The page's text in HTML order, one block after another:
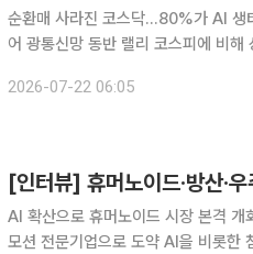
순환매 사라진 코스닥…80%가 AI 생
어 광통신망 동반 랠리 코스피에 비해 상대적으로 소외받고 있는 코스닥 시장에서도 주도주가 완전
데이터센터 증설이라는 거대 인프라
2026-07-22 06:05
AI 확산으로 휴머노이드 시장 본격 개
모션 전문기업으로 도약 AI을 비롯한 첨단 산업이 빠르게 확장되며 반도체를 포함한 다양한 제조업